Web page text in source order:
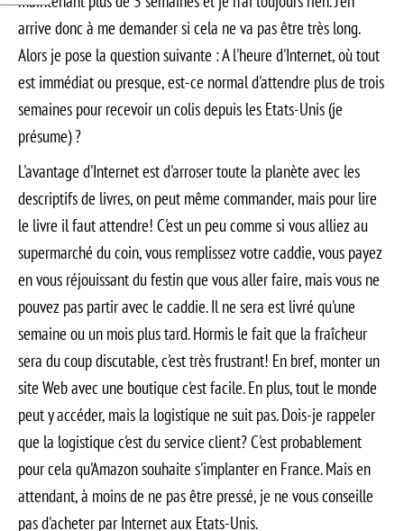
arrive donc à me demander si cela ne va pas être très long.
Alors je pose la question suivante : A l'heure d'Internet, où tout
est immédiat ou presque, est-ce normal d'attendre plus de trois
semaines pour recevoir un colis depuis les Etats-Unis (je
présume) ?
L'avantage d'Internet est d'arroser toute la planète avec les
descriptifs de livres, on peut même commander, mais pour lire
le livre il faut attendre! C'est un peu comme si vous alliez au
supermarché du coin, vous remplissez votre caddie, vous payez
en vous réjouissant du festin que vous aller faire, mais vous ne
pouvez pas partir avec le caddie. Il ne sera est livré qu'une
semaine ou un mois plus tard. Hormis le fait que la fraîcheur
sera du coup discutable, c'est très frustrant! En bref, monter un
site Web avec une boutique c'est facile. En plus, tout le monde
peut y accéder, mais la logistique ne suit pas. Dois-je rappeler
que la logistique c'est du service client? C'est probablement
pour cela qu'Amazon souhaite s'implanter en France. Mais en
attendant, à moins de ne pas être pressé, je ne vous conseille
pas d'acheter par Internet aux Etats-Unis.